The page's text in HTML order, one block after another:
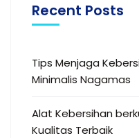
Recent Posts
Tips Menjaga
Minimalis Nagamas
Alat Kebersihan
Kualitas Terbaik